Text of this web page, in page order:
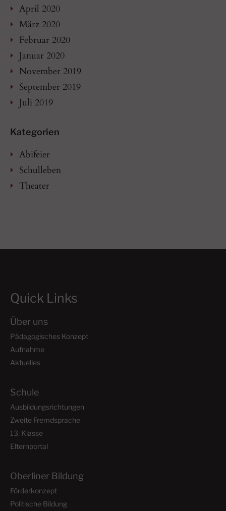
April 2020
März 2020
Februar 2020
Januar 2020
November 2019
September 2019
Juli 2019
Kategorien
Abifeier
Schulleben
Theater
Quick Links
Über uns
Pädagogisches Konzept
Aufnahme
Aktuelles
Schule
Ausbildungsrichtungen
Zweite Fremdsprache
13. Klasse
Elternportal
Oberliner Bildung
Förderkonzept
Politische Bildung